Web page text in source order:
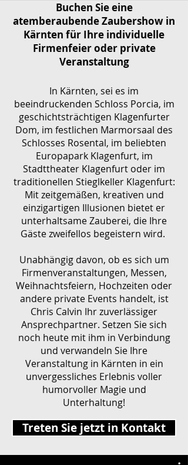
Buchen Sie eine
atemberaubende Zaubershow in
Kärnten für Ihre individuelle
Firmenfeier oder private
Veranstaltung
In Kärnten, sei es im
beeindruckenden Schloss Porcia, im
geschichtsträchtigen Klagenfurter
Dom, im festlichen Marmorsaal des
Schlosses Rosental, im beliebten
Europapark Klagenfurt, im
Stadttheater Klagenfurt oder im
traditionellen Stieglkeller Klagenfurt:
Mit zeitgemäßen, kreativen und
einzigartigen Illusionen bietet er
unterhaltsame Zauberei, die Ihre
Gäste zweifellos begeistern wird.
Unabhängig davon, ob es sich um
Firmenveranstaltungen, Messen,
Weihnachtsfeiern, Hochzeiten oder
andere private Events handelt, ist
Chris Calvin Ihr zuverlässiger
Ansprechpartner. Setzen Sie sich
noch heute mit ihm in Verbindung
und verwandeln Sie Ihre
Veranstaltung in Kärnten in ein
unvergessliches Erlebnis voller
humorvoller Magie und
Unterhaltung!
Treten Sie jetzt in Kontakt